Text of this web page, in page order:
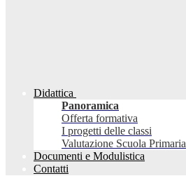
Didattica
Panoramica
Offerta formativa
I progetti delle classi
Valutazione Scuola Primaria
Documenti e Modulistica
Contatti